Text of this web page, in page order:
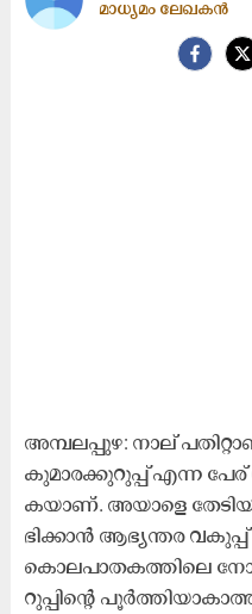
മാധ്യമം ലേഖകൻ
അ​മ്പ​ല​പ്പു​ഴ: നാ​ല്​
കു​മാ​ര​ക്കുറു​പ്പ്​ എ​ന്ന പേ​ര്​
ക​യാ​ണ്. അ​യാ​ളെ
ഭി​ക്കാ​ൻ ആ​ഭ്യ​ന്ത​ര
കൊ​ല​പാ​ത​ക​ത്തി​ലെ
റു​പ്പി​ന്‍റെ